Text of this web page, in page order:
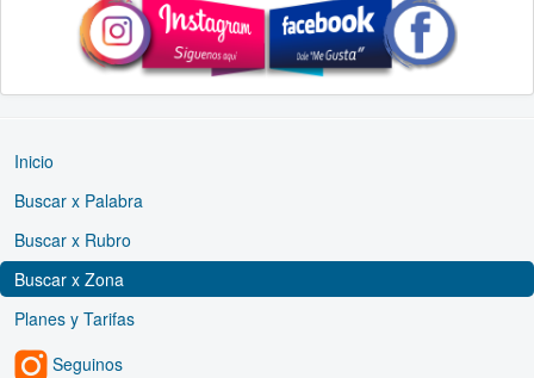
Inicio
Buscar x Palabra
Buscar x Rubro
Buscar x Zona
Planes y Tarifas
Seguinos